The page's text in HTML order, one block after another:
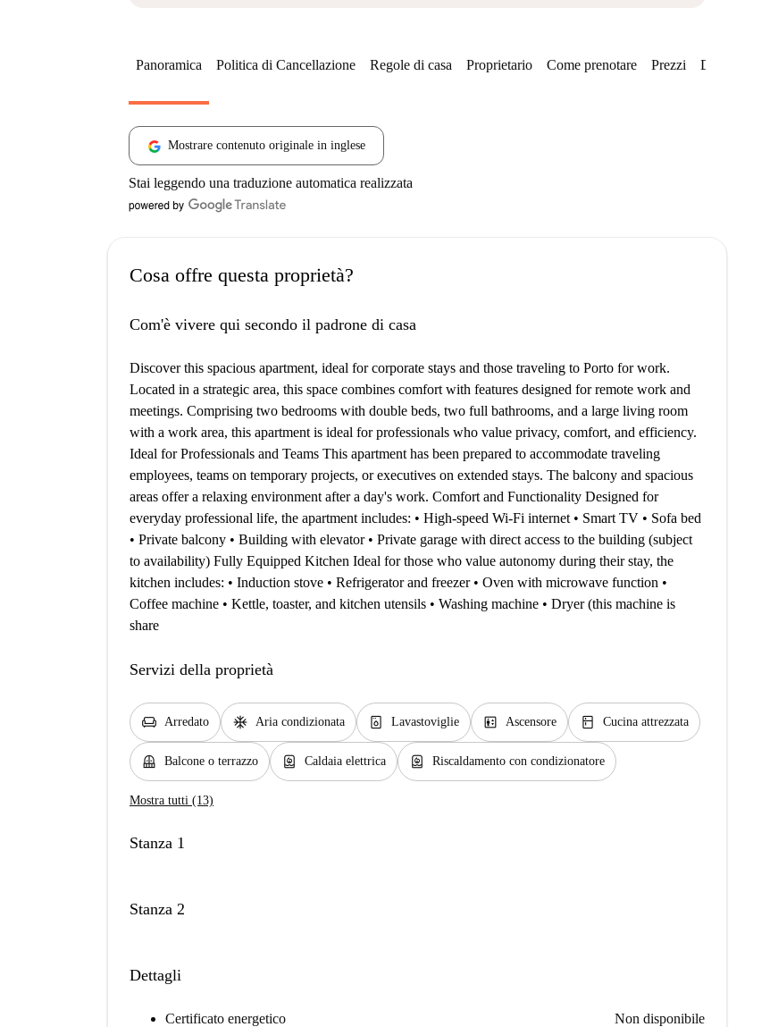
Panoramica Politica di Cancellazione Regole di casa Proprietario Come prenotare Prezzi Disponibilità
Mostrare contenuto originale in inglese
Stai leggendo una traduzione automatica realizzata
Cosa offre questa proprietà?
Com'è vivere qui secondo il padrone di casa
Discover this spacious apartment, ideal for corporate stays and those traveling to Porto for work.
Located in a strategic area, this space combines comfort with features designed for remote work and
meetings. Comprising two bedrooms with double beds, two full bathrooms, and a large living room
with a work area, this apartment is ideal for professionals who value privacy, comfort, and efficiency.
Ideal for Professionals and Teams This apartment has been prepared to accommodate traveling
employees, teams on temporary projects, or executives on extended stays. The balcony and spacious
areas offer a relaxing environment after a day's work. Comfort and Functionality Designed for
everyday professional life, the apartment includes: • High-speed Wi-Fi internet • Smart TV • Sofa bed
• Private balcony • Building with elevator • Private garage with direct access to the building (subject
to availability) Fully Equipped Kitchen Ideal for those who value autonomy during their stay, the
kitchen includes: • Induction stove • Refrigerator and freezer • Oven with microwave function •
Coffee machine • Kettle, toaster, and kitchen utensils • Washing machine • Dryer (this machine is
share
Servizi della proprietà
chair Arredato ac_unit Aria condizionata dishwasher_gen Lavastoviglie elevator Ascensore kitchen Cucina attrezzata
balcony Balcone o terrazzo water_heater Caldaia elettrica water_heater Riscaldamento con condizionatore
Mostra tutti (13)
Stanza 1
Stanza 2
Dettagli
Certificato energetico Non disponibile